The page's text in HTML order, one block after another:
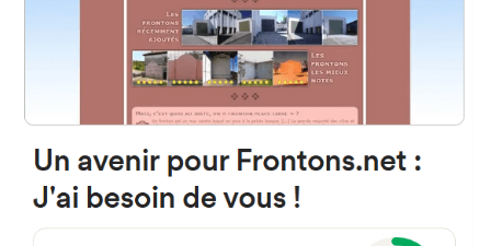
FRONTONS.NET
RECHERCHER UN FRONTON
PROPOSER UN FRONTON
C. de las Eras 28721 Redueña,